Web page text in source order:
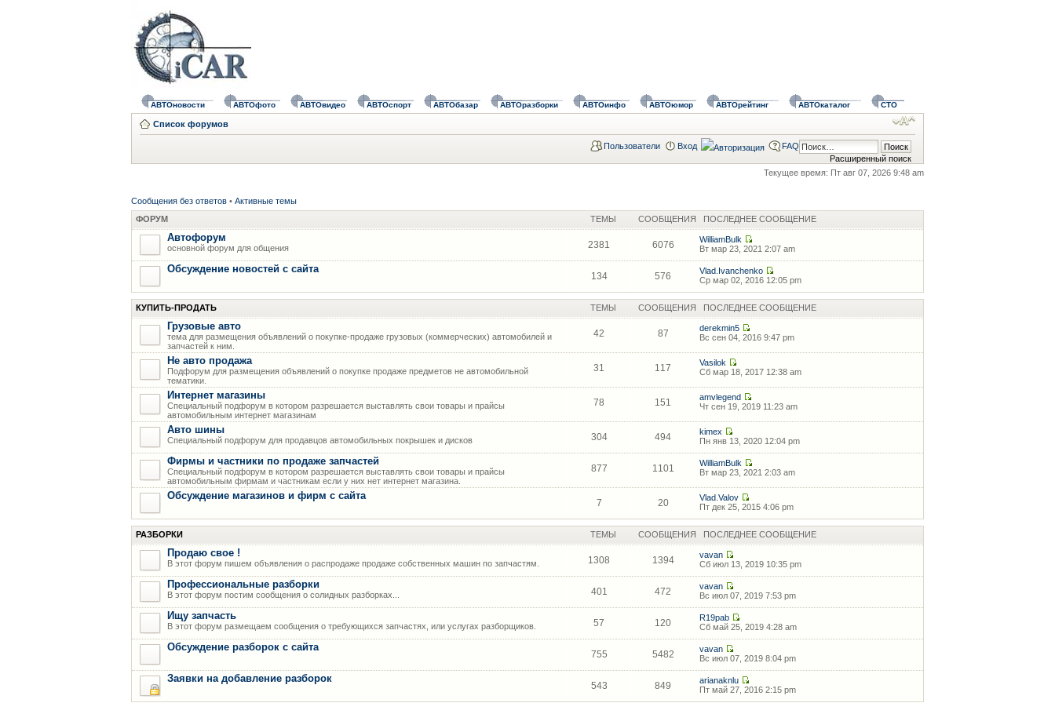
АВТОновости АВТОфото АВТОвидео АВТОспорт АВТОбазар АВТОразборки АВТОинфо АВТОюмор АВТОрейтинг АВТОкаталог СТО
Список форумов
Расширенный поиск
Пользователи Вход FAQ
Текущее время: Пт авг 07, 2026 9:48 am
Сообщения без ответов • Активные темы
ФОРУМ
ТЕМЫ СООБЩЕНИЯ ПОСЛЕДНЕЕ СООБЩЕНИЕ
Автофорум
основной форум для общения 2381 6076
WilliamBulk
Вт мар 23, 2021 2:07 am
Обсуждение новостей с сайта
134 576
Vlad.Ivanchenko
Ср мар 02, 2016 12:05 pm
КУПИТЬ-ПРОДАТЬ ТЕМЫ СООБЩЕНИЯ ПОСЛЕДНЕЕ СООБЩЕНИЕ
Грузовые авто
тема для размещения объявлений о покупке-продаже грузовых (коммерческих) автомобилей и
запчастей к ним.
42 87
derekmin5
Вс сен 04, 2016 9:47 pm
Не авто продажа
Подфорум для размещения объявлений о покупке продаже предметов не автомобильной
тематики.
31 117
Vasilok
Сб мар 18, 2017 12:38 am
Интернет магазины
Специальный подфорум в котором разрешается выставлять свои товары и прайсы
автомобильным интернет магазинам
78 151
amvlegend
Чт сен 19, 2019 11:23 am
Авто шины
Специальный подфорум для продавцов автомобильных покрышек и дисков 304 494
kimex
Пн янв 13, 2020 12:04 pm
Фирмы и частники по продаже запчастей
Специальный подфорум в котором разрешается выставлять свои товары и прайсы
автомобильным фирмам и частникам если у них нет интернет магазина.
877 1101
WilliamBulk
Вт мар 23, 2021 2:03 am
Обсуждение магазинов и фирм с сайта
7 20
Vlad.Valov
Пт дек 25, 2015 4:06 pm
РАЗБОРКИ ТЕМЫ СООБЩЕНИЯ ПОСЛЕДНЕЕ СООБЩЕНИЕ
Продаю свое !
В этот форум пишем объявления о распродаже продаже собственных машин по запчастям. 1308 1394
vavan
Сб июл 13, 2019 10:35 pm
Профессиональные разборки
В этот форум постим сообщения о солидных разборках... 401 472
vavan
Вс июл 07, 2019 7:53 pm
Ищу запчасть
В этот форум размещаем сообщения о требующихся запчастях, или услугах разборщиков. 57 120
R19pab
Сб май 25, 2019 4:28 am
Обсуждение разборок с сайта
755 5482
vavan
Вс июл 07, 2019 8:04 pm
Заявки на добавление разборок
543 849
arianaknlu
Пт май 27, 2016 2:15 pm